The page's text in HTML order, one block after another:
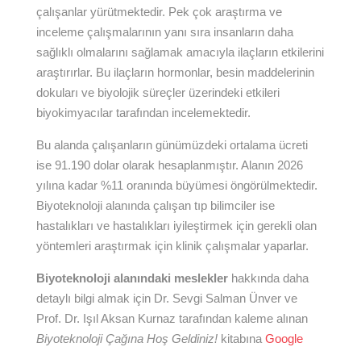
çalışanlar yürütmektedir. Pek çok araştırma ve
inceleme çalışmalarının yanı sıra insanların daha
sağlıklı olmalarını sağlamak amacıyla ilaçların etkilerini
araştırırlar. Bu ilaçların hormonlar, besin maddelerinin
dokuları ve biyolojik süreçler üzerindeki etkileri
biyokimyacılar tarafından incelemektedir.
Bu alanda çalışanların günümüzdeki ortalama ücreti
ise 91.190 dolar olarak hesaplanmıştır. Alanın 2026
yılına kadar %11 oranında büyümesi öngörülmektedir.
Biyoteknoloji alanında çalışan tıp bilimciler ise
hastalıkları ve hastalıkları iyileştirmek için gerekli olan
yöntemleri araştırmak için klinik çalışmalar yaparlar.
Biyoteknoloji alanındaki mesleklerhakkında daha
detaylı bilgi almak için Dr. Sevgi Salman Ünver ve
Prof. Dr. Işıl Aksan Kurnaz tarafından kaleme alınan
Biyoteknoloji Çağına Hoş Geldiniz!kitabınaGoogle